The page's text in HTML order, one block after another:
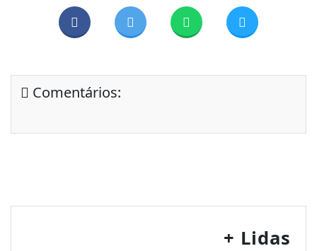
Comentários:
+ Lidas